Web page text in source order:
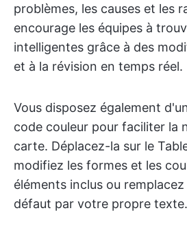
problèmes, les causes et les
encourage les équipes à
intelligentes grâce à des
et à la révision en temps réel.
Vous disposez également
code couleur pour faciliter la
carte. Déplacez-la sur le
modifiez les formes et les
éléments inclus ou
défaut par votre propre texte.